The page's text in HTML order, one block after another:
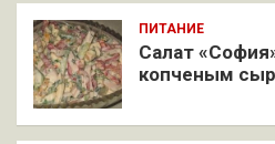
ПИТАНИЕ
Салат
копченым